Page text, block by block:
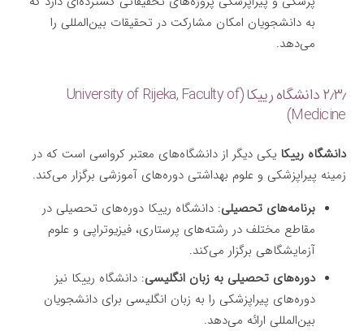
به دانشجویان امکان مشارکت در تحقیقات بین‌المللی را
می‌دهد.
۲٫۳٫ دانشگاه رییکا (University of Rijeka, Faculty of
Medicine)
دانشگاه رییکا یکی دیگر از دانشگاه‌های معتبر کرواسی است که در
زمینه پیراپزشکی و علوم بهداشتی دوره‌های آموزشی برگزار می‌کند.
برنامه‌های تحصیلی: دانشگاه رییکا دوره‌های تحصیلی در
مقاطع مختلف در رشته‌های پرستاری، فیزیوتراپی و علوم
آزمایشگاهی برگزار می‌کند.
دوره‌های تحصیلی به زبان انگلیسی: دانشگاه رییکا نیز
دوره‌های پیراپزشکی را به زبان انگلیسی برای دانشجویان
بین‌المللی ارائه می‌دهد.